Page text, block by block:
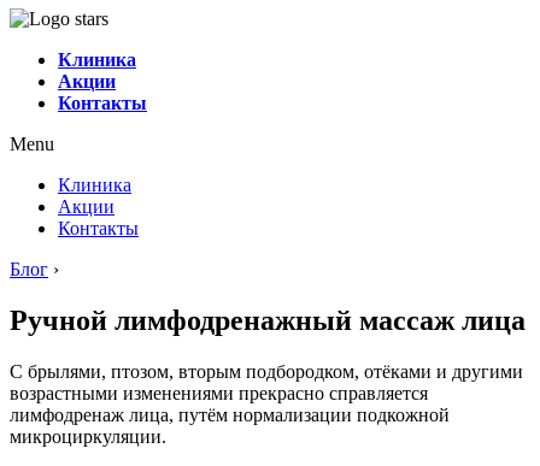
Клиника
Акции
Контакты
Menu
Клиника
Акции
Контакты
Блог ›
Ручной лимфодренажный массаж лица
С брылями, птозом, вторым подбородком, отёками и другими
возрастными изменениями прекрасно справляется
лимфодренаж лица, путём нормализации подкожной
микроциркуляции.